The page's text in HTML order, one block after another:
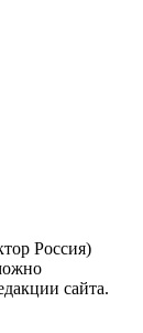
Россия)
сайта.